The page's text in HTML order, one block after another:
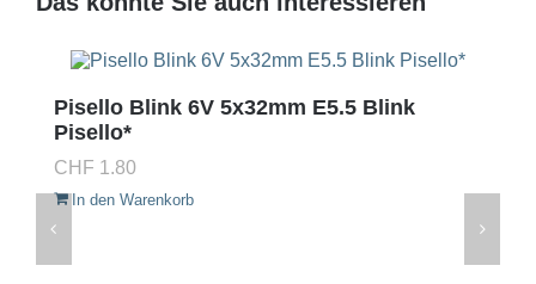
Pisello Blink 6V 5x32mm E5.5 Blink
Pisello*
CHF 1.80
In den Warenkorb